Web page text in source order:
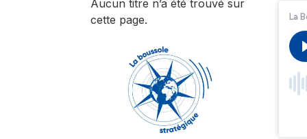
Aucun titre n’a été trouvé sur
cette page.